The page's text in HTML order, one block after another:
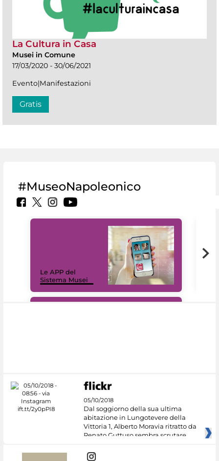
La Cultura in Casa
Musei in Comune
17/03/2020 - 30/06/2021
Evento|Manifestazioni
Gratis
#MuseoNapoleonico
Le APP del
Sistema Musei
05/10/2018
Dal soggiorno della sua ultima
abitazione in Lungotevere della
Vittoria 1, Alberto Moravia ritratto da
Renato Guttuso sembra scrutare